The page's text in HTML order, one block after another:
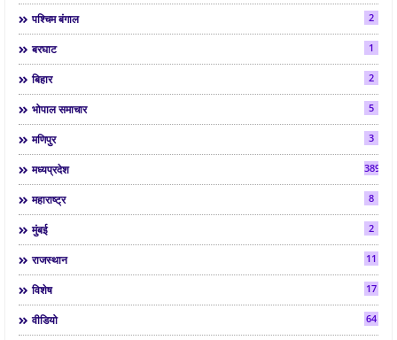
पश्चिम बंगाल 2
बरघाट 1
बिहार 2
भोपाल समाचार 5
मणिपुर 3
मध्यप्रदेश 3892
महाराष्ट्र 8
मुंबई 2
राजस्थान 11
विशेष 17
वीडियो 64